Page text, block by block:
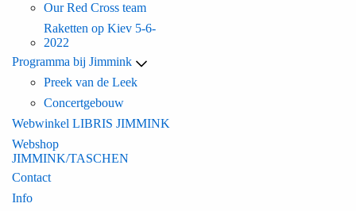
Our Red Cross team
Raketten op Kiev 5-6-
2022
Programma bij Jimmink
Preek van de Leek
Concertgebouw
Webwinkel LIBRIS JIMMINK
Webshop
JIMMINK/TASCHEN
Contact
Info